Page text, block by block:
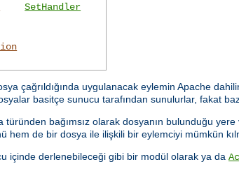
SetHandler
çağrıldığında uygulanacak eylemin Apache
basitçe sunucu tarafından sunulurlar, fakat
türünden bağımsız olarak dosyanın bulunduğu
hem de bir dosya ile ilişkili bir eylemciyi mümkün
içinde derlenebileceği gibi bir modül olarak ya da